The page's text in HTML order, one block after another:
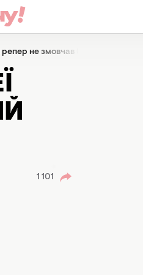
репер не змовчав (ФОТО)
1 101